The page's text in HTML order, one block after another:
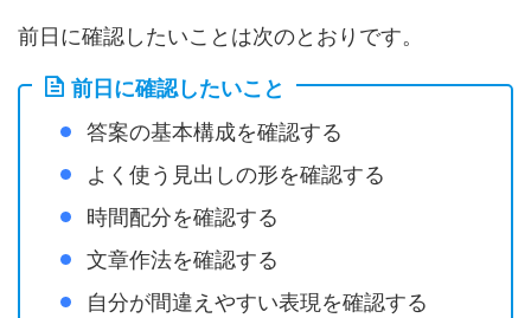
前日に確認したいことは次のとおりです。
前日に確認したいこと
答案の基本構成を確認する
よく使う見出しの形を確認する
時間配分を確認する
文章作法を確認する
自分が間違えやすい表現を確認する